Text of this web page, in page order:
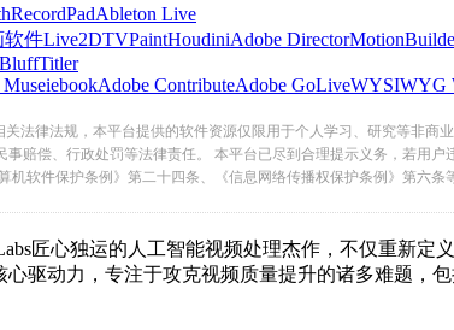
RecordPadAbleton Live
软件Live2DTVPaintHoudiniAdobe Director
BluffTitler
iebookAdobe ContributeAdobe GoLiveWYSIWYG
法律法规，本平台提供的软件资源仅限用于个人学习、研究等非
赔偿、行政处罚等法律责任。 本平台已尽到合理提示义务，若用
机软件保护条例》第二十四条、《信息网络传播权保护条例》第六条
心独运的人工智能视频处理杰作，不仅重新定
动力，专注于攻克视频质量提升的诸多难题